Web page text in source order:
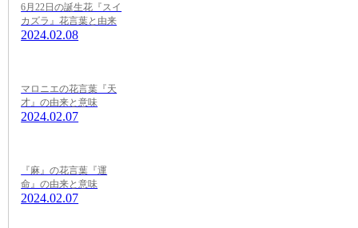
6月22日の誕生花『スイ
カズラ』花言葉と由来
2024.02.08
マロニエの花言葉『天
才』の由来と意味
2024.02.07
『麻』の花言葉『運
命』の由来と意味
2024.02.07